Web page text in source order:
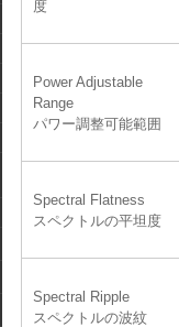
度
Power Adjustable
Range
パワー調整可能範囲
Spectral Flatness
スペクトルの平坦度
Spectral Ripple
スペクトルの波紋